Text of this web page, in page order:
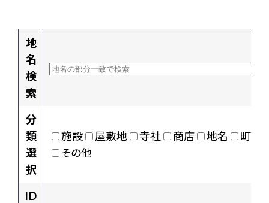
地
名
検
索
分
類
選
択
施設 屋敷地 寺社 商店 地名
町村
その他
ID